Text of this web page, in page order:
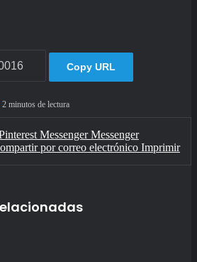
Copy URL
2 minutos de lectura
Messenger Messenger
por correo electrónico Imprimir